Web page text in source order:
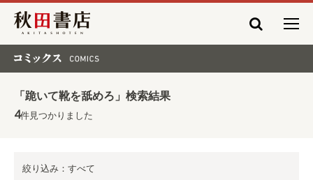
秋田書店
「跪いて靴を舐めろ」検索結果
4件見つかりました
絞り込み：すべて